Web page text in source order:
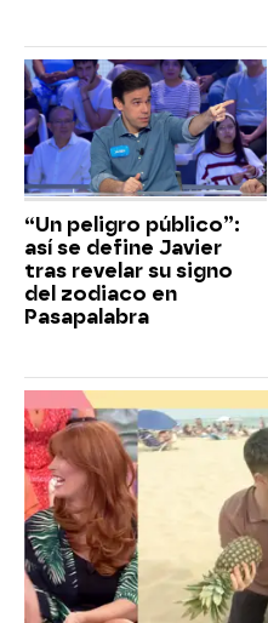
“Un peligro público”:
así se define Javier
tras revelar su signo
del zodiaco en
Pasapalabra